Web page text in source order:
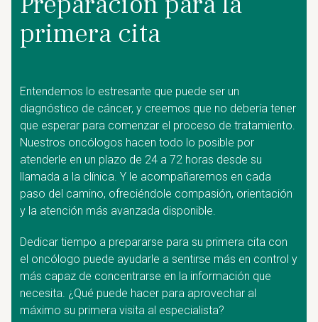
primera cita
Entendemos lo estresante que puede ser un
diagnóstico de cáncer, y creemos que no debería tener
que esperar para comenzar el proceso de tratamiento.
Nuestros oncólogos hacen todo lo posible por
atenderle en un plazo de 24 a 72 horas desde su
llamada a la clínica. Y le acompañaremos en cada
paso del camino, ofreciéndole compasión, orientación
y la atención más avanzada disponible.
Dedicar tiempo a prepararse para su primera cita con
el oncólogo puede ayudarle a sentirse más en control y
más capaz de concentrarse en la información que
necesita. ¿Qué puede hacer para aprovechar al
máximo su primera visita al especialista?